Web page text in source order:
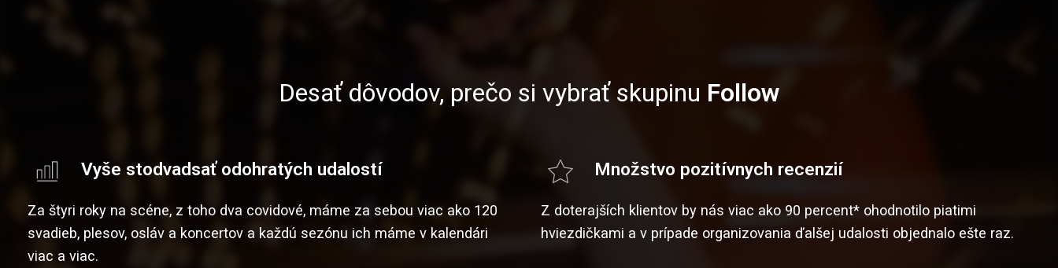
Desať dôvodov, prečo si vybrať skupinu Follow
Vyše stodvadsať odohratých udalostí
Za štyri roky na scéne, z toho dva covidové, máme za sebou viac ako 120
svadieb, plesov, osláv a koncertov a každú sezónu ich máme v kalendári
viac a viac.
Množstvo pozitívnych recenzií
Z doterajších klientov by nás viac ako 90 percent* ohodnotilo piatimi
hviezdičkami a v prípade organizovania ďalšej udalosti objednalo ešte raz.